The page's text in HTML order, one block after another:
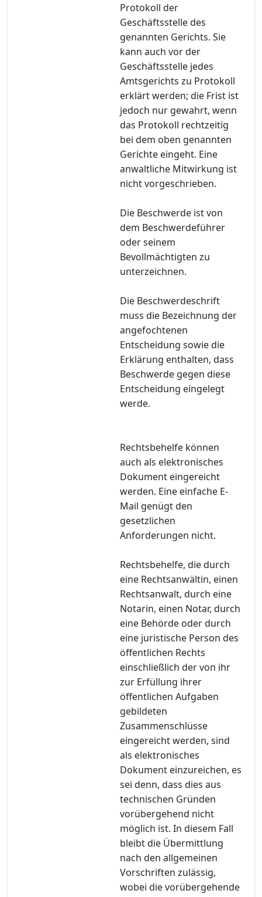
Protokoll der
Geschäftsstelle des
genannten Gerichts. Sie
kann auch vor der
Geschäftsstelle jedes
Amtsgerichts zu Protokoll
erklärt werden; die Frist ist
jedoch nur gewahrt, wenn
das Protokoll rechtzeitig
bei dem oben genannten
Gerichte eingeht. Eine
anwaltliche Mitwirkung ist
nicht vorgeschrieben.
Die Beschwerde ist von
dem Beschwerdeführer
oder seinem
Bevollmächtigten zu
unterzeichnen.
Die Beschwerdeschrift
muss die Bezeichnung der
angefochtenen
Entscheidung sowie die
Erklärung enthalten, dass
Beschwerde gegen diese
Entscheidung eingelegt
werde.
Rechtsbehelfe können
auch als elektronisches
Dokument eingereicht
werden. Eine einfache E-
Mail genügt den
gesetzlichen
Anforderungen nicht.
Rechtsbehelfe, die durch
eine Rechtsanwältin, einen
Rechtsanwalt, durch eine
Notarin, einen Notar, durch
eine Behörde oder durch
eine juristische Person des
öffentlichen Rechts
einschließlich der von ihr
zur Erfüllung ihrer
öffentlichen Aufgaben
gebildeten
Zusammenschlüsse
eingereicht werden, sind
als elektronisches
Dokument einzureichen, es
sei denn, dass dies aus
technischen Gründen
vorübergehend nicht
möglich ist. In diesem Fall
bleibt die Übermittlung
nach den allgemeinen
Vorschriften zulässig,
wobei die vorübergehende